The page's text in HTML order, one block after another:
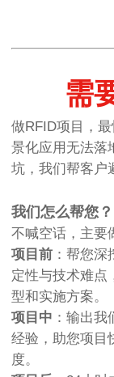
需
做RFID项目，最
景化应用无法落
坑，我们帮客户
我们怎么帮您？
不喊空话，主要
项目前 ：帮您
定性与技术难点
型和实施方案。
项目中 ：输出
经验，助您项目
度。